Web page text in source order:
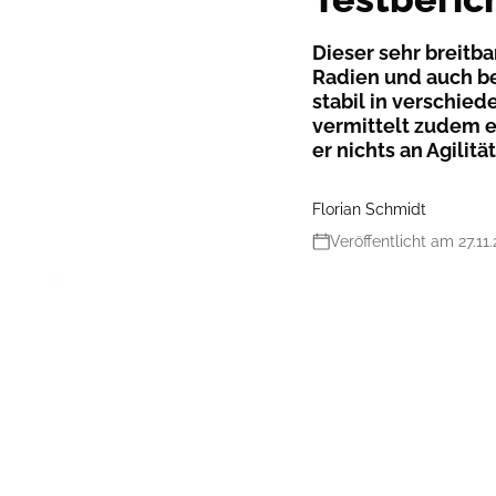
Dieser sehr
Radien und auch
stabil in
vermittelt zudem
er nichts an
Florian Schmidt
Veröffentlicht am